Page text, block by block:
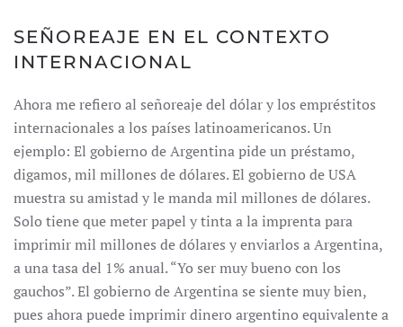
SEÑOREAJE EN EL CONTEXTO
INTERNACIONAL
Ahora me refiero al señoreaje del dólar y los empréstitos
internacionales a los países latinoamericanos. Un
ejemplo: El gobierno de Argentina pide un préstamo,
digamos, mil millones de dólares. El gobierno de USA
muestra su amistad y le manda mil millones de dólares.
Solo tiene que meter papel y tinta a la imprenta para
imprimir mil millones de dólares y enviarlos a Argentina,
a una tasa del 1% anual. “Yo ser muy bueno con los
gauchos”. El gobierno de Argentina se siente muy bien,
pues ahora puede imprimir dinero argentino equivalente a